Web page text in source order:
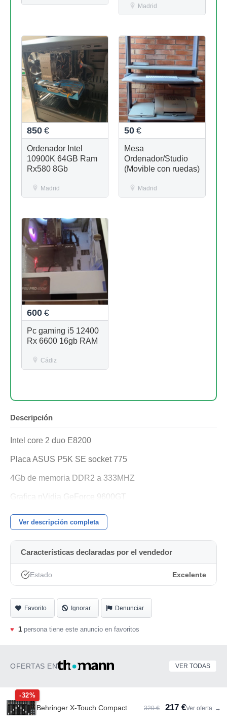
Madrid
850 €
Ordenador Intel
10900K 64GB Ram
Rx580 8Gb
Madrid
50 €
Mesa
Ordenador/Studio
(Movible con ruedas)
Madrid
600 €
Pc gaming i5 12400
Rx 6600 16gb RAM
Cádiz
Descripción
Intel core 2 duo E8200
Placa ASUS P5K SE socket 775
4Gb de memoria DDR2 a 333MHZ
Grafica nVidia GeForce 9600GT
Dos (2) discos duros
2.-512Gb Almacen
Grabadora + lector DVD
programas + plugins.........Steinberg etc...
funciona perfecto, a toda prueba.
Ver descripción completa
Características declaradas por el vendedor
Estado Excelente
Favorito Ignorar Denunciar
♥ 1 persona tiene este anuncio en favoritos
OFERTAS EN VER TODAS
-32%
Behringer X-Touch Compact 320 € 217 €Ver oferta →